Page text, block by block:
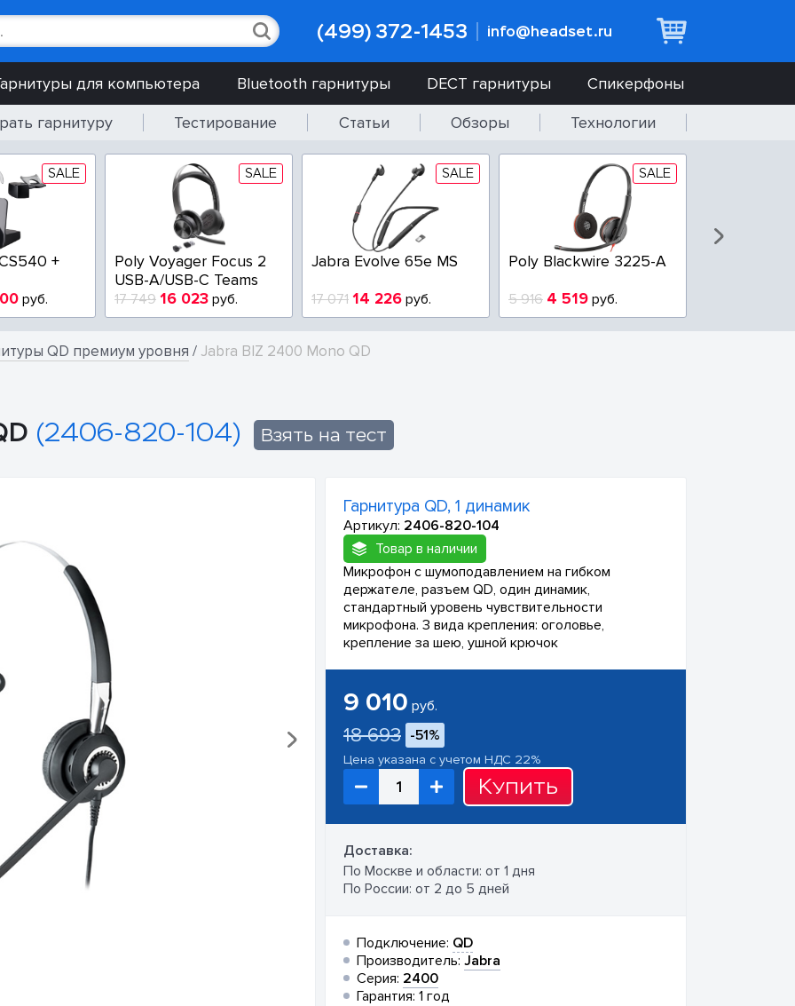
(499) 372-1453 info@headset.ru
для компьютера Bluetooth гарнитуры DECT гарнитуры
Спикерфоны
гарнитуру
Тестирование Статьи Обзоры Технологии
SALE
+
руб.
SALE
Poly Voyager Focus 2
USB-A/USB-C Teams
17 749 16 023 руб.
SALE
Jabra Evolve 65e MS
17 071 14 226 руб.
SALE
Poly Blackwire 3225-A
5 916 4 519 руб.
QD премиум уровня / Jabra BIZ 2400 Mono QD
(2406-820-104) Взять на тест
Гарнитура QD, 1 динамик
Артикул: 2406-820-104
Товар в наличии
Микрофон с шумоподавлением на гибком
держателе, разъем QD, один динамик,
стандартный уровень чувствительности
микрофона. 3 вида крепления: оголовье,
крепление за шею, ушной крючок
9 010 руб.
18 693 -51%
Цена указана с учетом НДС 22%
Купить
Доставка:
По Москве и области: от 1 дня
По России: от 2 до 5 дней
Подключение: QD
Производитель: Jabra
Серия: 2400
Гарантия: 1 год